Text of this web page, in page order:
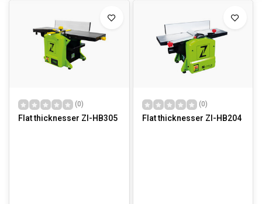
(0)
Flat thicknesser ZI-HB305
(0)
Flat thicknesser ZI-HB204